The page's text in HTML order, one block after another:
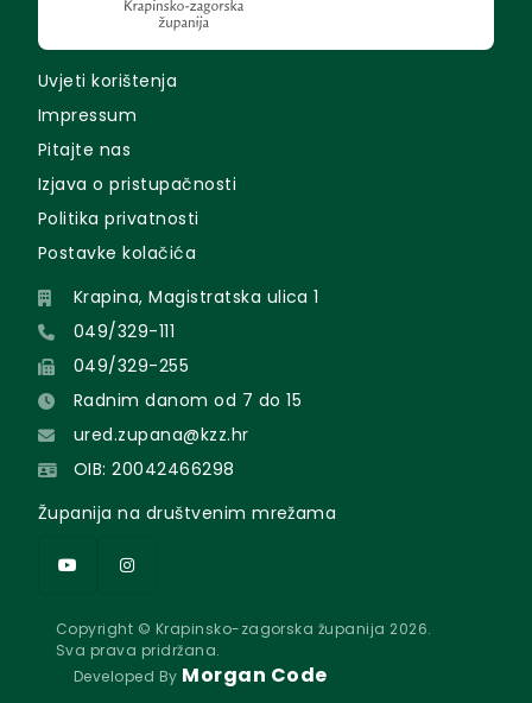
Uvjeti korištenja
Impressum
Pitajte nas
Izjava o pristupačnosti
Politika privatnosti
Postavke kolačića
Krapina, Magistratska ulica 1
049/329-111
049/329-255
Radnim danom od 7 do 15
ured.zupana@kzz.hr
OIB: 20042466298
Županija na društvenim mrežama
Copyright © Krapinsko-zagorska županija 2026.
Sva prava pridržana.
Developed By Morgan Code